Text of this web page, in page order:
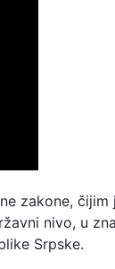
zakone, čijim
nivo, u
Srpske.